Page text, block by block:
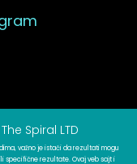
Spiral LTD
važno je istaći da rezultati mogu
specifične rezultate. Ovaj veb sajt i